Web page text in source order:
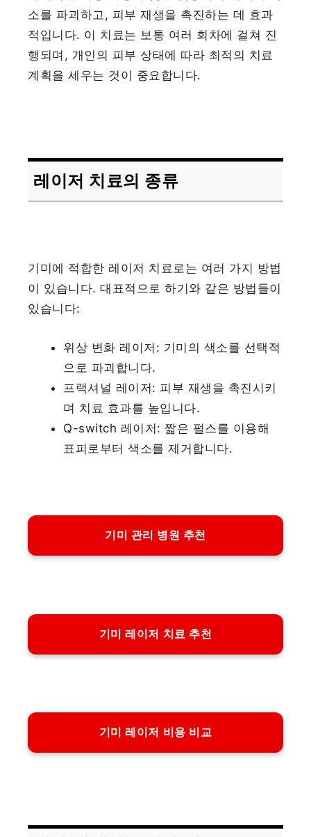
소를 파괴하고, 피부 재생을 촉진하는 데 효과
적입니다. 이 치료는 보통 여러 회차에 걸쳐 진
행되며, 개인의 피부 상태에 따라 최적의 치료
계획을 세우는 것이 중요합니다.
레이저 치료의 종류
기미에 적합한 레이저 치료로는 여러 가지 방법
이 있습니다. 대표적으로 하기와 같은 방법들이
있습니다:
위상 변화 레이저: 기미의 색소를 선택적
으로 파괴합니다.
프랙셔널 레이저: 피부 재생을 촉진시키
며 치료 효과를 높입니다.
Q-switch 레이저: 짧은 펄스를 이용해
표피로부터 색소를 제거합니다.
기미 관리 병원 추천
기미 레이저 치료 추천
기미 레이저 비용 비교